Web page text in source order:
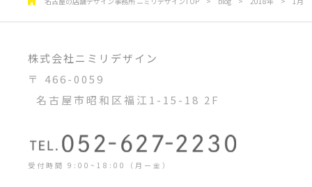
株式会社ニミリデザイン
〒 466-0059
名古屋市昭和区福江1-15-18 2F
受付時間 9:00~18:00（月ー金）